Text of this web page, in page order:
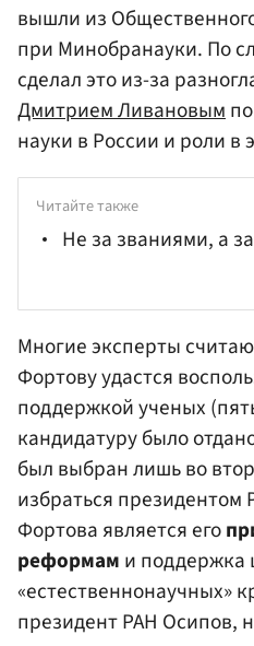
вышли из
при Минобранауки. По
сделал это из-за
Дмитрием Ливановым
науки в России и роли в
Читайте также
Не за званиями, а
Многие эксперты
Фортову удастся
поддержкой ученых
кандидатуру было
был выбран лишь во
избраться
Фортова является его
реформам и поддержка
«естественнонаучных»
президент РАН Осипов,